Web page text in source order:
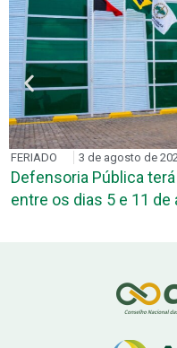
FERIADO 3 de agosto de
Defensoria Pública
entre os dias 5 e 11 de